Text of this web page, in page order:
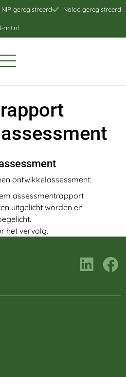
NIP geregistreerd
Noloc geregistreerd
act.nl
ontwikkelassessment:
assessmentrapport
uitgelicht worden en
het vervolg.